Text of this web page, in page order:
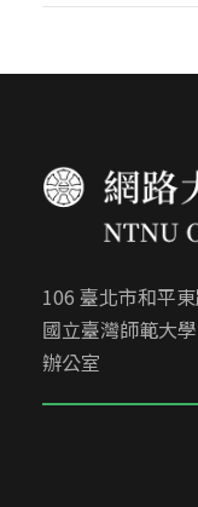
106 臺北市和平
國立臺灣師範大
辦公室